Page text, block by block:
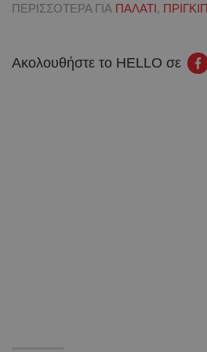
ΠΕΡΙΣΣΟΤΕΡΑ ΓΙΑ ΠΑΛΑΤΙ,
Ακολουθήστε το HELLO σε